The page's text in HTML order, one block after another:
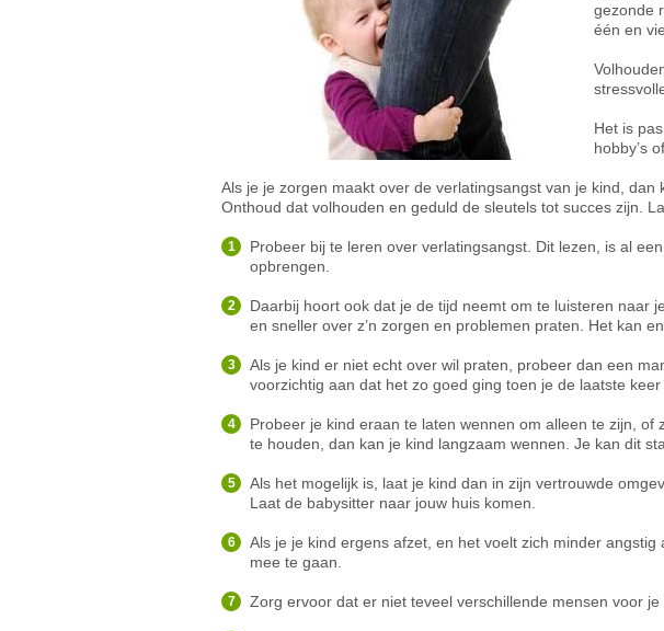
gezonde
één en
Het is
hobby’s
Als je je zorgen maakt over de verlatingsangst van je kind,
Onthoud dat volhouden en geduld de sleutels tot succes zijn.
Probeer bij te leren over verlatingsangst. Dit lezen, is al
opbrengen.
Daarbij hoort ook dat je de tijd neemt om te luisteren naar
en sneller over z’n zorgen en problemen praten. Het kan
Als je kind er niet echt over wil praten, probeer dan een
voorzichtig aan dat het zo goed ging toen je de laatste keer
Probeer je kind eraan te laten wennen om alleen te zijn,
te houden, dan kan je kind langzaam wennen. Je kan dit
Als het mogelijk is, laat je kind dan in zijn vertrouwde
Laat de babysitter naar jouw huis komen.
Als je je kind ergens afzet, en het voelt zich minder
mee te gaan.
Zorg ervoor dat er niet teveel verschillende mensen voor je